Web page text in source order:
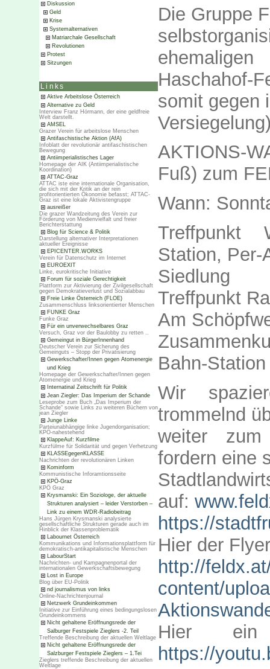
Diskussion
Geld
Krise
Systemalternativen
Matriarchale Gesellschaft
Revolutionen
Protest
Sitzungen
Links
Aktive Arbeitslose Österreich
Alternative zu Geld
Interview Franz Hörmann, der eine geldfreie
Welt darstellt.
AMSEL
Grazer Verein für arbeitslose Menschen
Antifaschistische Aktion (AfA)
Infoblatt der revolutionär antifaschistischen
Bewegung
Antiimperialistisches Lager
Homepage der AIK (Antiimperialistische
Koordination)
ATTAC-Graz
ATTAC iste eine internationale Organisation,
die sich mit der Kritik an der rein
profitorientierten Ökonomie befasst; ATTAC-
Graz ist eine lokale Aktivistengruppe
ausreißer
Die grazer Wandzeitung des Verein zur
Förderung von Medienvielfalt und freier
Berichterstattung
Blog für Science & Politik
Darstellung alternativer Interpretationen
aktueller Ereignisse
EPICENTER.WORKS
Verein für Datenschutz im Internet
EUROEXIT
Linke, eurokritische Initiative
Forum für soziale Gerechtigkeit
Plattform zur Aktivierung der Zivilgesellschaft
gegen Demokratieverlust und Sozialabbau
Freie Linke Österreich (FLOE)
Zusammenschluss linksorientierter Menschen
FUNKE Graz
Funke Graz
Für ein unverwechselbares Graz
Versuch, Graz vor der Baulobby zu retten ..
Gemeingut in BürgerInnenhand
Deutscher Verein zur Sicherung des
Gemeinguts – Stopp der Privatisierung
Gewerkschafter/Innen gegen Atomenergie
und Krieg
Homepage der Gewerkschafter/Innen gegen
Atomenergie und Krieg
Internatinal Zeitschrift für Politik
Jean Ziegler: Das Imperium der Schande
Leseprobe zum Buch „Das Imperium der
Schande“ sowie Links zu weiteren Büchern von
jean Ziegler
Junge Linke
Parteiunabhängige linke Jugendorganisation;
KPÖ-nahestehend
KlappeAuf: Kurzfilme
Kurzfülme für Solidarität und gegen Verhetzung
KLASSEgegenKLASSE
Nachrichten der revolutionären Linken
Kominform
Kommunistische Inforamtionsseite
KPÖ-Graz
KPÖ Graz
Krysmanski: Ein Soziologe, der aktuelle
Strukturen analysiert – leider Verstorben –
Link zu einem WDR-Radiobeitrag
Hans Jürgen Krysmanski analysierte
gesellschaftliche Strukturen gerade auch im
Hinblick der Klassenproblematik
Labournet Österreich
Kommunikations und Informationsplattform für
demokratisch-antikapitalistische Menschen
LabourStart
Nachrichten- und Kampagnenportal der
internationalen Gewerkschaftsbewegung
Lost in Europe
Blog über EU-Politik
nd journalismus von links
Online-Nachrichtenjournal
Netzwerk Grundeinkommen
Initiative zur Einführung eines bedingungslosen
Grundeinkommens
Nicht gehaltene Eröffnungsrede der
Salburger Festspiele Zieglers -2. Teil
Treffende Beschreibung der aktuellen Weltlage
Nicht gehaltene Eröffnungsrede der
Salzburger Festspiele Zieglers – 1.Tei
Zieglers treffende Beschreibung der aktuellen
Weltlage
Die Gruppe
ehemaligen
Haschahof-
somit gegen
AKTIONS-
Fuß) zum
Wann:
Treffpunkt
Station, Per-
Siedlung
Treffpunkt
Am
Bahn-
Wir
trommelnd
weiter zum
fordern eine
auf:
https://
Hier der
http://
content/
Hier ein
https://